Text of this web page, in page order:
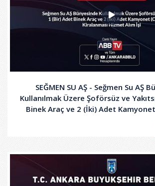
SEĞMEN SU AŞ - Seğmen Su AŞ
Kullanılmak Üzere Şoförsüz ve
Binek Araç ve 2 (İki) Adet Kamyonet
Kiralanması Hizmet Alım